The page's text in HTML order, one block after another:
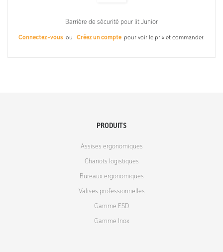
Barrière de sécurité pour lit Junior
Connectez-vous ou Créez un compte pour voir le prix et commander.
PRODUITS
Assises ergonomiques
Chariots logistiques
Bureaux ergonomiques
Valises professionnelles
Gamme ESD
Gamme Inox